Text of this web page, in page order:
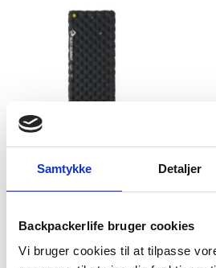
Samtykke Detaljer
Backpackerlife bruger cookies
Vi bruger cookies til at tilpasse
var:
1.999 kr.
Sea To Summit
Liggeunderlag – Sea to
Ins ASC Mat – Rectangular
– Regular
2.499kr
Sea
–
2.699